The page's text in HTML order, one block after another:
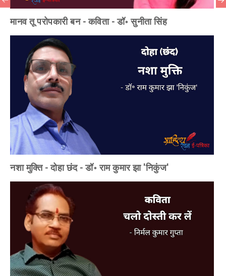
मानव तू परोपकारी बन - कविता - डॉ॰ सुनीता सिंह
नशा मुक्ति - दोहा छंद - डॉ॰ राम कुमार झा 'निकुंज'